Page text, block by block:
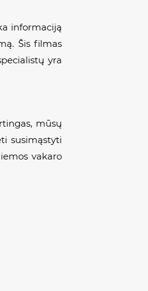
informaciją
Šis filmas
yra
mūsų
susimąstyti
vakaro